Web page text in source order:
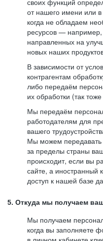
своих функций
от нашего имени или
когда не обладаем
ресурсов —
направленных на
новых наших
В зависимости от
контрагентам
либо передаём
их обработки (так
Мы передаём
работодателям для
вашего
Мы можем передавать
за пределы страны
происходит, если вы
сайте, а иностранный
доступ к нашей базе
5. Откуда мы получаем
Мы получаем
когда вы заполняете